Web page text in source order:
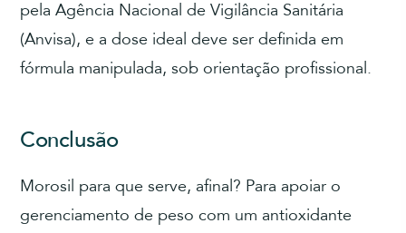
pela Agência Nacional de Vigilância Sanitária
(Anvisa), e a dose ideal deve ser definida em
fórmula manipulada, sob orientação profissional.
Conclusão
Morosil para que serve, afinal? Para apoiar o
gerenciamento de peso com um antioxidante